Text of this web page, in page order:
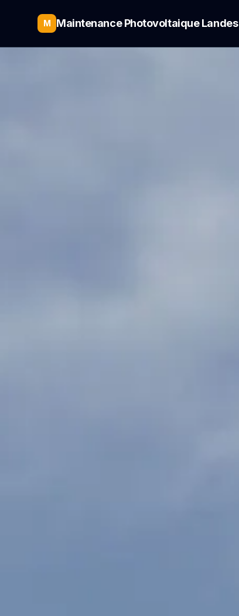
M Maintenance Photovoltaique Landes